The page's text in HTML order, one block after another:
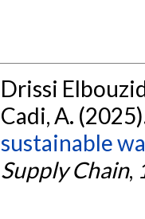
Drissi
Cadi, A.
sustainable
Supply Chain,